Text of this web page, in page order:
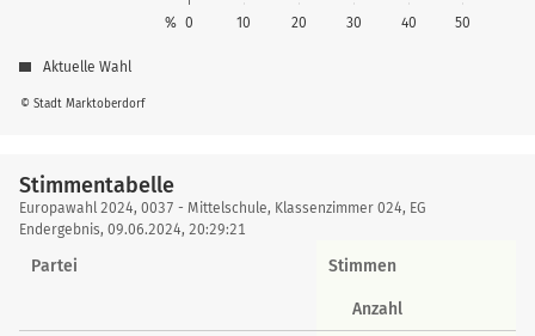
0 10 20 30 40 50
%
© Stadt Marktoberdorf
Aktuelle Wahl
Stimmentabelle
Stimmentabelle
Europawahl 2024, 0037 - Mittelschule, Klassenzimmer 024, EG
Endergebnis, 09.06.2024, 20:29:21
Partei Stimmen
Anzahl